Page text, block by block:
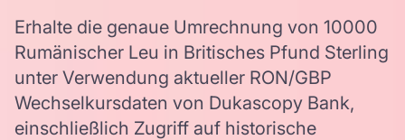
Erhalte die genaue Umrechnung von 10000
Rumänischer Leu in Britisches Pfund Sterling
unter Verwendung aktueller RON/GBP
Wechselkursdaten von Dukascopy Bank,
einschließlich Zugriff auf historische